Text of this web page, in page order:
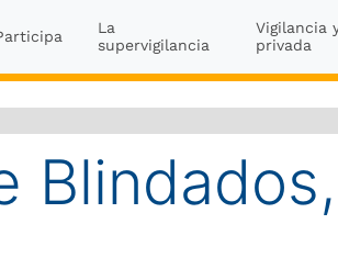
La
supervigilancia
Vigilancia
privada
Blindados,